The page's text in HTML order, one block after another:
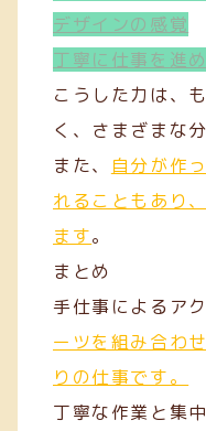
デザインの感覚
丁寧に仕事を進
こうした力は、
く、さまざまな
また、 自分が作
れることもあり
ます。
まとめ
手仕事によるア
ーツを組み合わ
りの仕事です。
丁寧な作業と集